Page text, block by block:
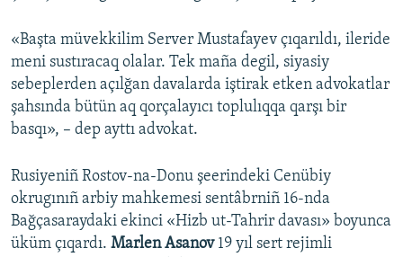
«Başta müvekkilim Server Mustafayev çıqarıldı, ileride
meni sustıracaq olalar. Tek maña degil, siyasiy
sebeplerden açılğan davalarda iştirak etken advokatlar
şahsında bütün aq qorçalayıcı toplulıqqa qarşı bir
basqı», – dep ayttı advokat.
Rusiyeniñ Rostov-na-Donu şeerindeki Cenübiy
okrugınıñ arbiy mahkemesi sentâbrniñ 16-nda
Bağçasaraydaki ekinci «Hizb ut-Tahrir davası» boyunca
üküm çıqardı. Marlen Asanov 19 yıl sert rejimli